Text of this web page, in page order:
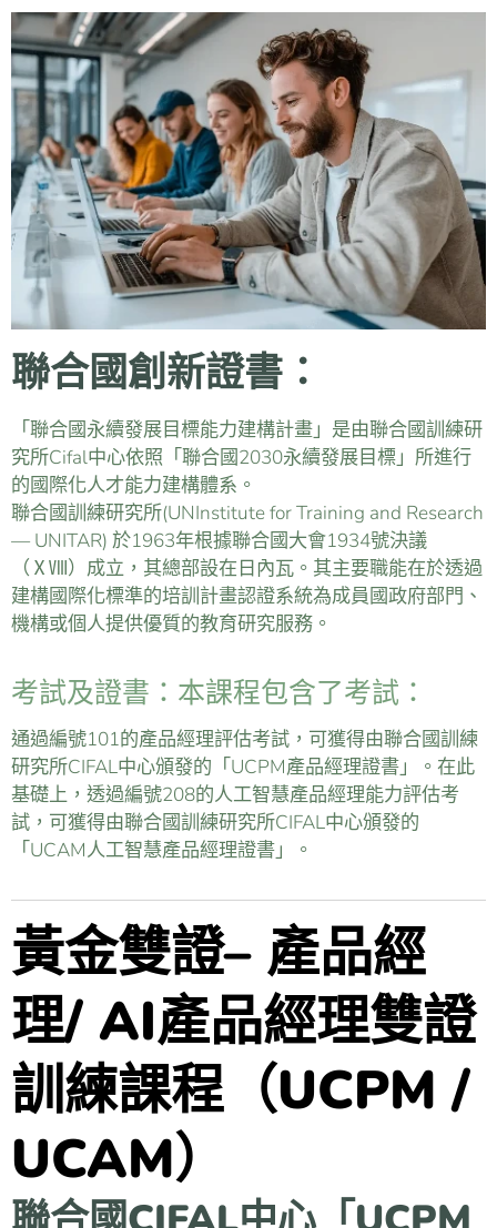
聯合國創新證書：
「聯合國永續發展目標能力建構計畫」是由聯合國訓練研
究所Cifal中心依照「聯合國2030永續發展目標」所進行
的國際化人才能力建構體系。
聯合國訓練研究所(UNInstitute for Training and Research
— UNITAR) 於1963年根據聯合國大會1934號決議
（ⅩⅧ）成立，其總部設在日內瓦。其主要職能在於透過
建構國際化標準的培訓計畫認證系統為成員國政府部門、
機構或個人提供優質的教育研究服務。
考試及證書：本課程包含了考試：
通過編號101的產品經理評估考試，可獲得由聯合國訓練
研究所CIFAL中心頒發的「UCPM產品經理證書」。在此
基礎上，透過編號208的人工智慧產品經理能力評估考
試，可獲得由聯合國訓練研究所CIFAL中心頒發的
「UCAM人工智慧產品經理證書」。
黃金雙證– 產品經
理/ AI產品經理雙證
訓練課程（UCPM /
UCAM）